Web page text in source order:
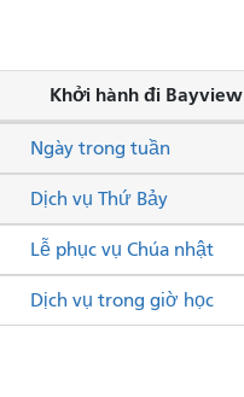
Khởi hành đi Bayview
Dịch vụ Thứ Bảy
Lễ phục vụ Chúa nhật
Ngày trong tuần
Dịch vụ trong giờ học